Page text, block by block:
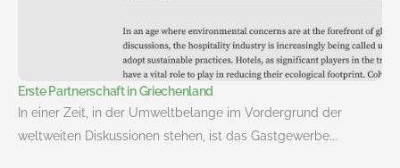
Erste Partnerschaft in Griechenland
In einer Zeit, in der Umweltbelange im Vordergrund der
weltweiten Diskussionen stehen, ist das Gastgewerbe...